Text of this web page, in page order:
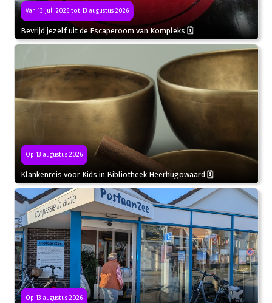
Van 13 juli 2026 tot 13 augustus 2026
Bevrijd jezelf uit de Escaperoom van Kompleks 🗓
Op 13 augustus 2026
Klankenreis voor Kids in Bibliotheek Heerhugowaard 🗓
Op 13 augustus 2026